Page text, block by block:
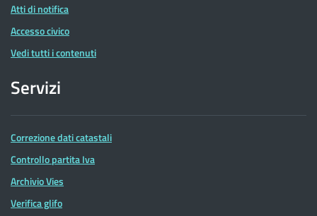
Atti di notifica
Accesso civico
Vedi tutti i contenuti
Servizi
Correzione dati catastali
Controllo partita Iva
Archivio Vies
Verifica glifo